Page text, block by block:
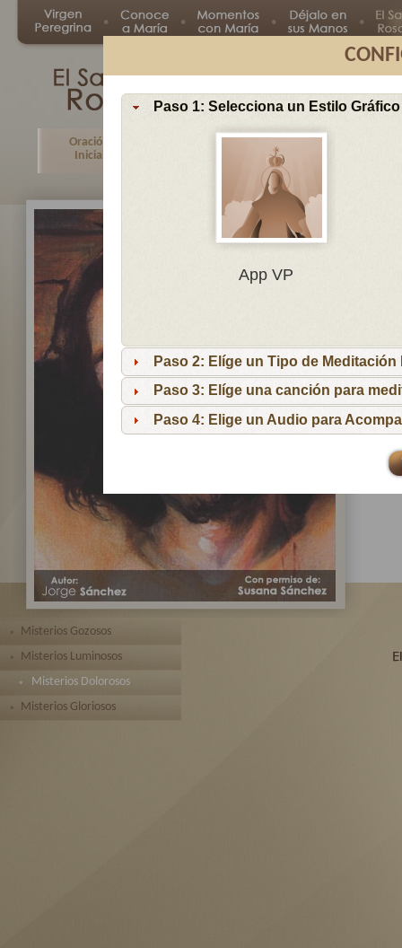
Paso 1: Selecciona un Estilo Gráfico
App VP
Paso 2: Elíge un Tipo de Meditación
Paso 3: Elíge una canción para
Paso 4: Elige un Audio para
Oración
Inicial
Misterio
Misterios Gozosos
Misterios Luminosos
Misterios Dolorosos
Misterios Gloriosos